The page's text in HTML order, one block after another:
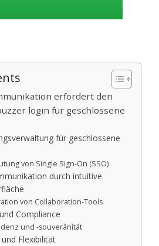
erfordert den
login für geschlossene
für geschlossene
von Single Sign-On (SSO)
durch intuitive
von Collaboration-Tools
Compliance
und -souveränität
Flexibilität